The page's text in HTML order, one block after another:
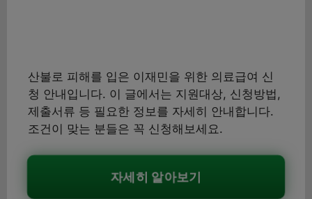
산불로 피해를 입은 이재민을 위한 의료급여 신
청 안내입니다. 이 글에서는 지원대상, 신청방법,
제출서류 등 필요한 정보를 자세히 안내합니다.
조건이 맞는 분들은 꼭 신청해보세요.
자세히 알아보기